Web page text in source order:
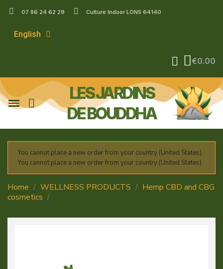
07 86 24 62 29 Culture Indoor LONS 64140
English
€0.00
LES JARDINS
DE BOUDDHA
You cannot place a new order from your country (United States).
You cannot place a new order from your country (United States).
Home WELLNESS PRODUCTS
Hemp CBD and CBG
cosmetics